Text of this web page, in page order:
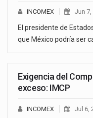
INCOMEX Jun 7,
El presidente de
que México podría ser
Exigencia del
exceso: IMCP
INCOMEX Jul 6,